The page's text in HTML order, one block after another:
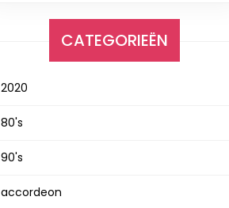
CATEGORIEËN
2020
80's
90's
accordeon